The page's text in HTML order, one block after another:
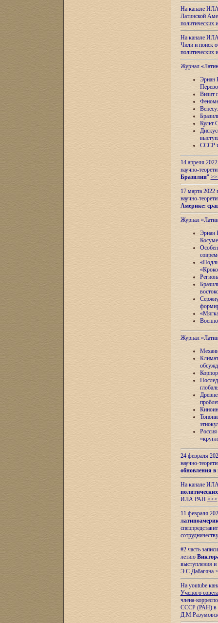
На канале
Латинской
На канале
Чили и поиск
Журнал
Эрнан
Визит
Культ
СССР и
14 апреля
научно-
Бразилии"
17 марта 2022
научно-
Америке:
Журнал
Эрнан
Журнал
24 февраля
научно-
обновления в
На канале
ИЛА РАН >>>
11 февраля
#2 часть
летию
выступления
Э.С.Дабагяна
На youtube
Ученого
члена-
СССР (РАН) в